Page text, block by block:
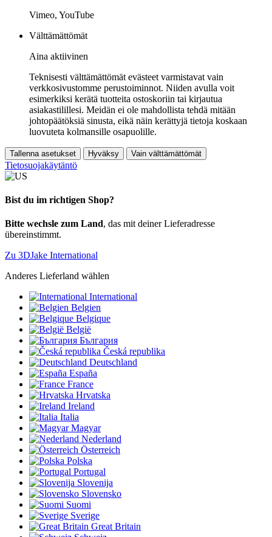
Vimeo, YouTube
Välttämättömät
Aina aktiivinen
Teknisesti välttämättömät evästeet varmistavat vain
verkkosivustomme perustoiminnot. Niiden avulla voit
esimerkiksi kerätä tuotteita ostoskoriin tai kirjautua
asiakastilillesi. Meidän ei ole mahdollista tehdä mitään
johtopäätöksiä sinusta, eikä näin kerättyjä tietoja koskaan
luovuteta kolmansille osapuolille.
Tallenna asetukset Hyväksy Vain välttämättömät
Tietosuojakäytäntö
Bist du im richtigen Shop?
Bitte wechsle zum Land, das mit deiner Lieferadresse
übereinstimmt.
Zu 3DJake International
Anderes Lieferland wählen
International
Belgien
Belgique
België
България
Česká republika
Deutschland
España
France
Hrvatska
Ireland
Italia
Magyar
Nederland
Österreich
Polska
Portugal
Slovenija
Slovensko
Suomi
Sverige
Great Britain